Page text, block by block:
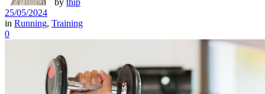
25/05/2024
in Running, Training
0